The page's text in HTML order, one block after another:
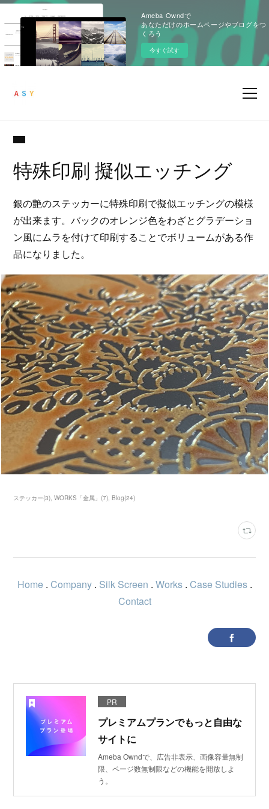
Ameba Owndで
あなただけのホームページやブログをつ
くろう
今すぐ試す
特殊印刷 擬似エッチング
銀の艶のステッカーに特殊印刷で擬似エッチングの模様
が出来ます。バックのオレンジ色をわざとグラデーショ
ン風にムラを付けて印刷することでボリュームがある作
品になりました。
ステッカー(3) WORKS「金属」(7) Blog(24)
Home . Company. Silk Screen . Works. Case Studies.
Contact
PR
プレミアムプランでもっと自由な
サイトに
Ameba Owndで、広告非表示、画像容量無制
限、ページ数無制限などの機能を開放しよ
う。